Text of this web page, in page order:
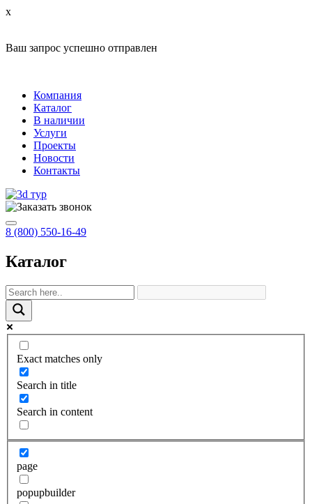
x
Ваш запрос успешно отправлен
Компания
Каталог
В наличии
Услуги
Проекты
Новости
Контакты
8 (800) 550-16-49
Каталог
Exact matches only
Search in title
Search in content
page
popupbuilder